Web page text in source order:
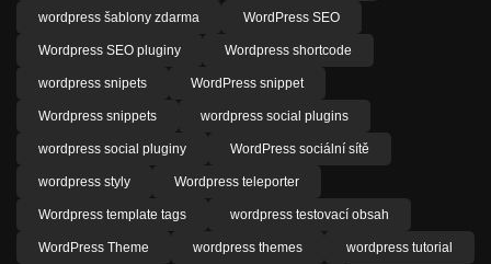
wordpress šablony zdarma WordPress SEO
Wordpress SEO pluginy Wordpress shortcode
wordpress snipets WordPress snippet
Wordpress snippets wordpress social plugins
wordpress social pluginy WordPress sociální sítě
wordpress styly Wordpress teleporter
Wordpress template tags wordpress testovací obsah
WordPress Theme wordpress themes wordpress tutorial